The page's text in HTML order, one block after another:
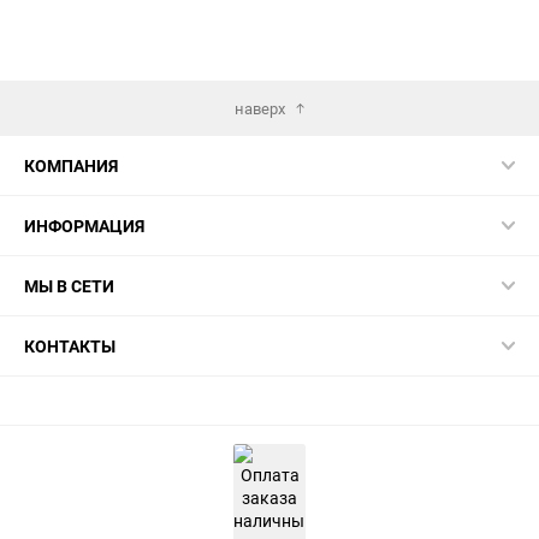
наверх
КОМПАНИЯ
ИНФОРМАЦИЯ
МЫ В СЕТИ
КОНТАКТЫ